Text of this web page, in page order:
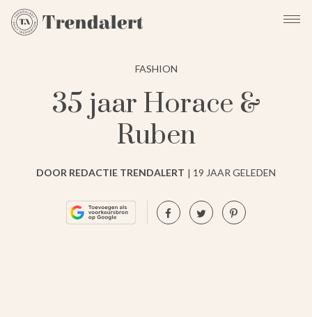
FASHION
35 jaar Horace &
Ruben
DOOR REDACTIE TRENDALERT 19 JAAR GELEDEN